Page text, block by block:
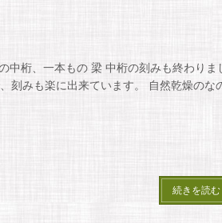
中桁、一本もの 梁 中桁の刻みも終わりま
刻みも楽に出来ています。 自然乾燥のな
続きを読む